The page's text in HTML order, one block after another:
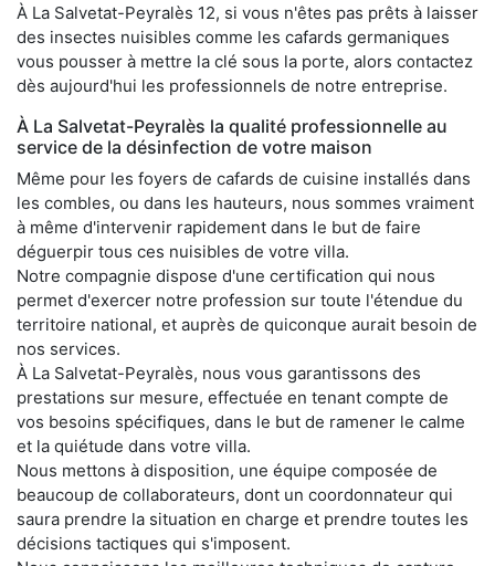
À La Salvetat-Peyralès 12, si vous n'êtes pas prêts à laisser
des insectes nuisibles comme les cafards germaniques
vous pousser à mettre la clé sous la porte, alors contactez
dès aujourd'hui les professionnels de notre entreprise.
À La Salvetat-Peyralès la qualité professionnelle au
service de la désinfection de votre maison
Même pour les foyers de cafards de cuisine installés dans
les combles, ou dans les hauteurs, nous sommes vraiment
à même d'intervenir rapidement dans le but de faire
déguerpir tous ces nuisibles de votre villa.
Notre compagnie dispose d'une certification qui nous
permet d'exercer notre profession sur toute l'étendue du
territoire national, et auprès de quiconque aurait besoin de
nos services.
À La Salvetat-Peyralès, nous vous garantissons des
prestations sur mesure, effectuée en tenant compte de
vos besoins spécifiques, dans le but de ramener le calme
et la quiétude dans votre villa.
Nous mettons à disposition, une équipe composée de
beaucoup de collaborateurs, dont un coordonnateur qui
saura prendre la situation en charge et prendre toutes les
décisions tactiques qui s'imposent.